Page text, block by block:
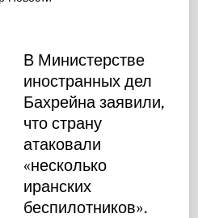
В Министерстве
иностранных дел
Бахрейна заявили,
что страну
атаковали
«несколько
иранских
беспилотников».